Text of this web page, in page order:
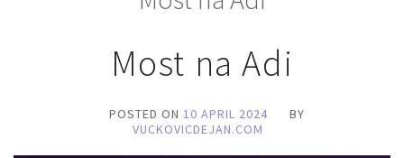
Most na Adi
POSTED ON 10 APRIL 2024
BY
VUCKOVICDEJAN.COM